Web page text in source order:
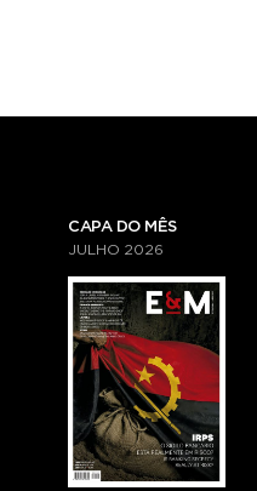
CAPA DO MÊS
JULHO 2026